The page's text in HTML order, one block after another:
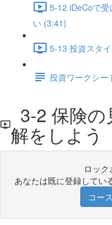
5-12 iDeCoで受
い (3:41)
5-13 投資スタ
投資ワークシー
3-2 保険
解をしよう
ロッ
あなたは既に登録してい
コー